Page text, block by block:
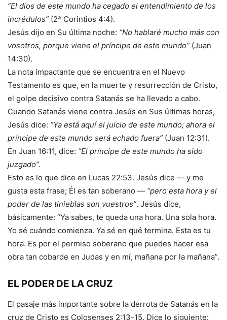
“El dios de este mundo ha cegado el entendimiento de los
incrédulos” (2ª Corintios 4:4).
Jesús dijo en Su última noche: “No hablaré mucho más con
vosotros, porque viene el príncipe de este mundo” (Juan
14:30).
La nota impactante que se encuentra en el Nuevo
Testamento es que, en la muerte y resurrección de Cristo,
el golpe decisivo contra Satanás se ha llevado a cabo.
Cuando Satanás viene contra Jesús en Sus últimas horas,
Jesús dice: “Ya está aquí el juicio de este mundo; ahora el
príncipe de este mundo será echado fuera” (Juan 12:31).
En Juan 16:11, dice: “El príncipe de este mundo ha sido
juzgado”.
Esto es lo que dice en Lucas 22:53. Jesús dice — y me
gusta esta frase; Él es tan soberano — “pero esta hora y el
poder de las tinieblas son vuestros”. Jesús dice,
básicamente: “Ya sabes, te queda una hora. Una sola hora.
Yo sé cuándo comienza. Ya sé en qué termina. Esta es tu
hora. Es por el permiso soberano que puedes hacer esa
obra tan cobarde en Judas y en mí, mañana por la mañana”.
EL PODER DE LA CRUZ
El pasaje más importante sobre la derrota de Satanás en la
cruz de Cristo es Colosenses 2:13-15. Dice lo siguiente: